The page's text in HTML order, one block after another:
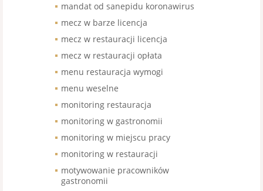
mandat od sanepidu koronawirus
mecz w barze licencja
mecz w restauracji licencja
mecz w restauracji opłata
menu restauracja wymogi
menu weselne
monitoring restauracja
monitoring w gastronomii
monitoring w miejscu pracy
monitoring w restauracji
motywowanie pracowników
gastronomii